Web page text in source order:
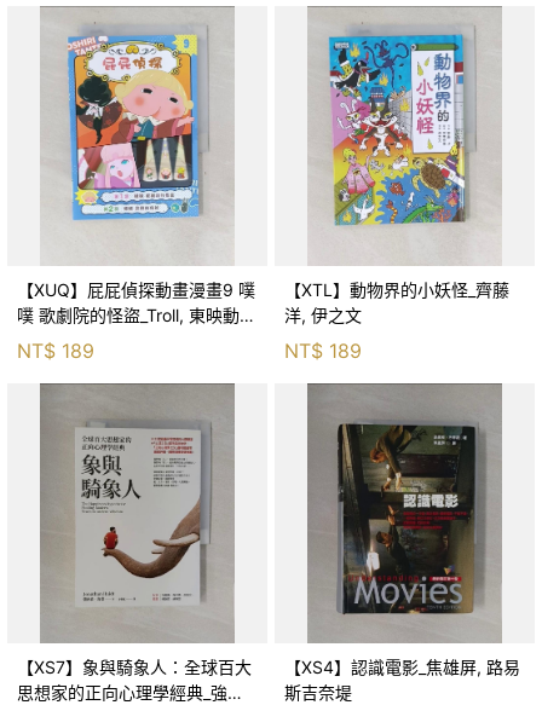
【XUQ】屁屁偵探動畫漫畫9 噗
噗 歌劇院的怪盜_Troll, 東映動畫
株式會社, 張東君
NT$ 189
【XTL】動物界的小妖怪_齊藤
洋, 伊之文
NT$ 189
【XS7】象與騎象人：全球百大
思想家的正向心理學經典_強納
【XS4】認識電影_焦雄屏, 路易
斯吉奈堤